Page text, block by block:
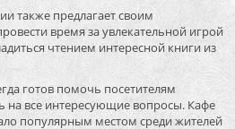
также предлагает своим
время за увлекательной игрой
чтением интересной книги из
готов помочь посетителям
на все интересующие вопросы. Кафе
популярным местом среди жителей